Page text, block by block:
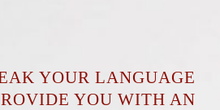
YOUR LANGUAGE
YOU WITH AN